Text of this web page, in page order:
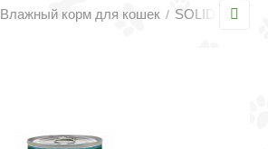
Влажный корм для кошек / SOLID